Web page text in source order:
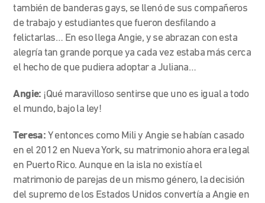
también de banderas gays, se llenó de sus compañeros
de trabajo y estudiantes que fueron desfilando a
felictarlas… En eso llega Angie, y se abrazan con esta
alegría tan grande porque ya cada vez estaba más cerca
el hecho de que pudiera adoptar a Juliana…
Angie: ¡Qué maravilloso sentirse que uno es igual a todo
el mundo, bajo la ley!
Teresa: Y entonces como Mili y Angie se habían casado
en el 2012 en Nueva York, su matrimonio ahora era legal
en Puerto Rico. Aunque en la isla no existía el
matrimonio de parejas de un mismo género, la decisión
del supremo de los Estados Unidos convertía a Angie en